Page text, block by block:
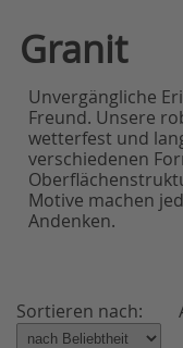
Granit
Unvergängliche
Freund. Unsere
wetterfest und
verschiedenen
Motive machen
Andenken.
Sortieren nach: